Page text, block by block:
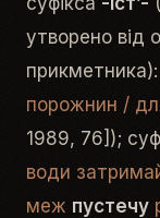
утворено від
прикметника):
по­рож­нин /
1989, 76]);
во­ди
меж пу­с­те­чу